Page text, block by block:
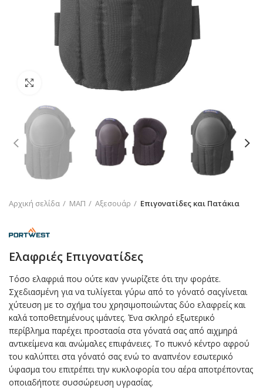
Click to enlarge
Αρχική σελίδα ΜΑΠ Αξεσουάρ Επιγονατίδες και Πατάκια
Ελαφριές Επιγονατίδες
Τόσο ελαφριά που ούτε καν γνωρίζετε ότι την φοράτε.
Σχεδιασμένη για να τυλίγεται γύρω από το γόνατό σαςγίνεται
χύτευση με το σχήμα του χρησιμοποιώντας δύο ελαφρείς και
καλά τοποθετημένους ιμάντες. Ένα σκληρό εξωτερικό
περίβλημα παρέχει προστασία στα γόνατά σας από αιχμηρά
αντικείμενα και ανώμαλες επιφάνειες. Το πυκνό κέντρο αφρού
του καλύπτει στα γόνατό σας ενώ το αναπνέον εσωτερικό
ύφασμα του επιτρέπει την κυκλοφορία του αέρα αποτρέποντας
οποιαδήποτε συσσώρευση υγρασίας.